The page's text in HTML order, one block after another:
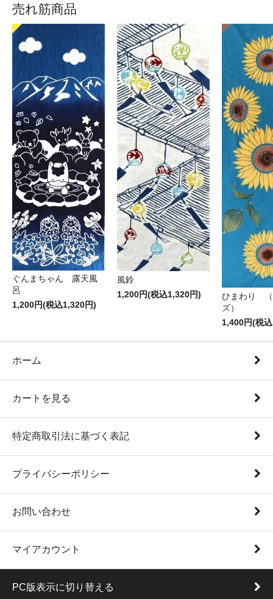
売れ筋商品
ぐんまちゃん 露天風
呂
1,200円(税込1,320円)
風鈴
1,200円(税込1,320円)
ひまわり （
ズ）
1,400円(税
ホーム
カートを見る
特定商取引法に基づく表記
プライバシーポリシー
お問い合わせ
マイアカウント
PC版表示に切り替える